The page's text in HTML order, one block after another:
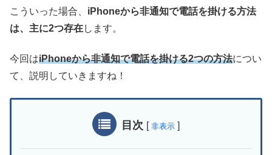
こういった場合、 iPhoneから非通知で電話を掛ける方法
は、主に2つ存在します。
今回はiPhoneから非通知で電話を掛ける2つの方法につい
て、説明していきますね！
目次 [ 非表示 ]